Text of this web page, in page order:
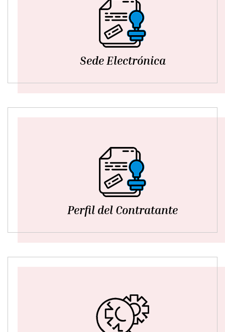
Sede Electrónica
Perfil del Contratante